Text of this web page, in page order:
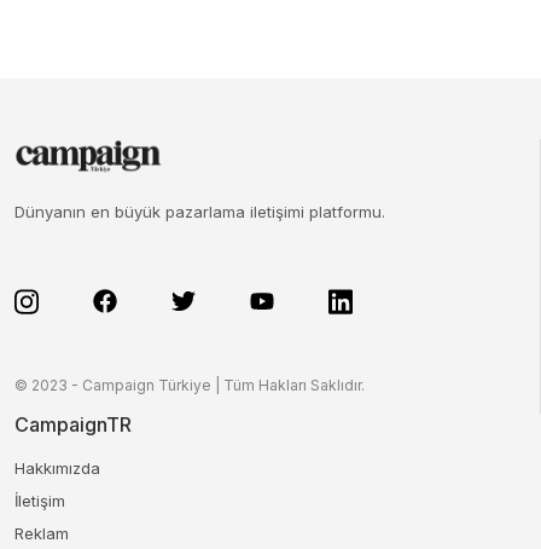
Dünyanın en büyük pazarlama iletişimi platformu.
© 2023 - Campaign Türkiye | Tüm Hakları Saklıdır.
CampaignTR
Hakkımızda
İletişim
Reklam